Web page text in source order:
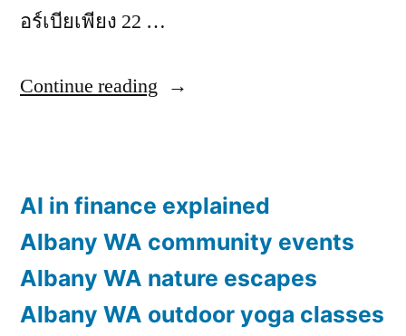
อร์เบียเพียง 22 …
Continue reading “เที่ยว
แนะนำ
สถาน
AI in finance explained
Albany WA community events
Albany WA nature escapes
Albany WA outdoor yoga classes